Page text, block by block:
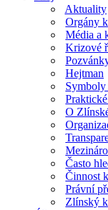
Aktuality
Orgány
Média a
Krizové
Hejtman
Symboly
O
Často
Činnost
Právní
Zlínský